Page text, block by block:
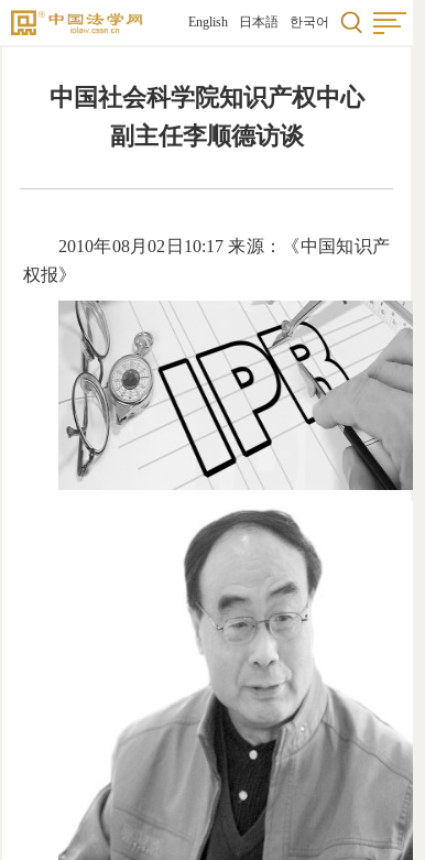
English 日本語 한국어
中国社会科学院知识产权中心
副主任李顺德访谈
2010年08月02日10:17 来源：《中国知识产
权报》